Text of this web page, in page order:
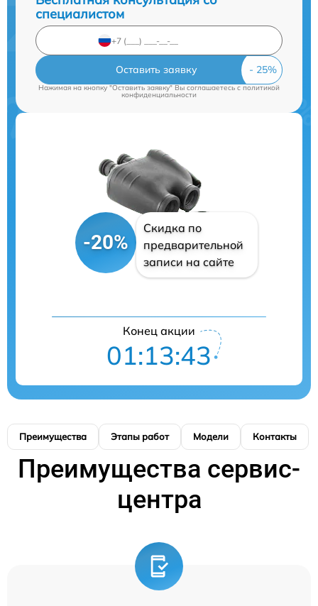
специалистом
Оставить заявку
Нажимая на кнопку "Оставить заявку" Вы соглашаетесь cполитикой
конфиденциальности
-20%
Скидка по
предварительной
записи на сайте
Конец акции
01:13:42
Преимущества Этапы работ Модели Контакты
Преимущества сервис-
центра